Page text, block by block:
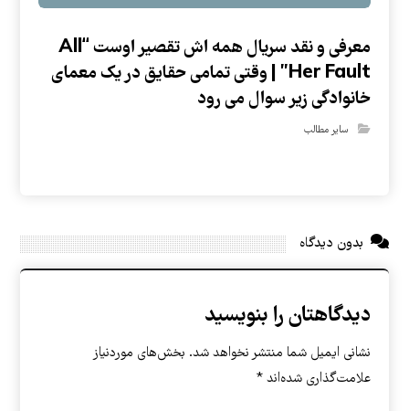
معرفی و نقد سریال همه اش تقصیر اوست “All
Her Fault” | وقتی تمامی حقایق در یک معمای
خانوادگی زیر سوال می رود
سایر مطالب
بدون دیدگاه
دیدگاهتان را بنویسید
نشانی ایمیل شما منتشر نخواهد شد. بخش‌های موردنیاز
علامت‌گذاری شده‌اند*